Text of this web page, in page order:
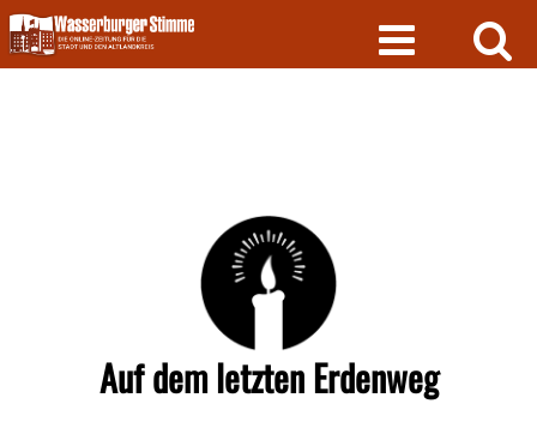
Skip
to
content
Auf dem letzten Erdenweg